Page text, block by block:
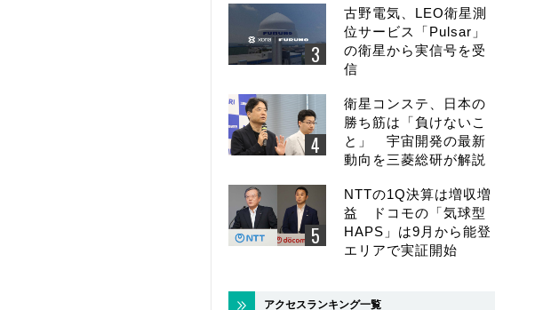
古野電気、LEO衛星測
位サービス「Pulsar」
の衛星から実信号を受
信
衛星コンステ、日本の
勝ち筋は「負けないこ
と」 宇宙開発の最新
動向を三菱総研が解説
NTTの1Q決算は増収増
益 ドコモの「気球型
HAPS」は9月から能登
エリアで実証開始
アクセスランキング一覧